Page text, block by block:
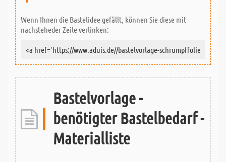
Wenn Ihnen die Bastelidee gefällt, können Sie diese mit
nachsteheder Zeile verlinken:
Bastelvorlage -
benötigter Bastelbedarf -
Materialliste